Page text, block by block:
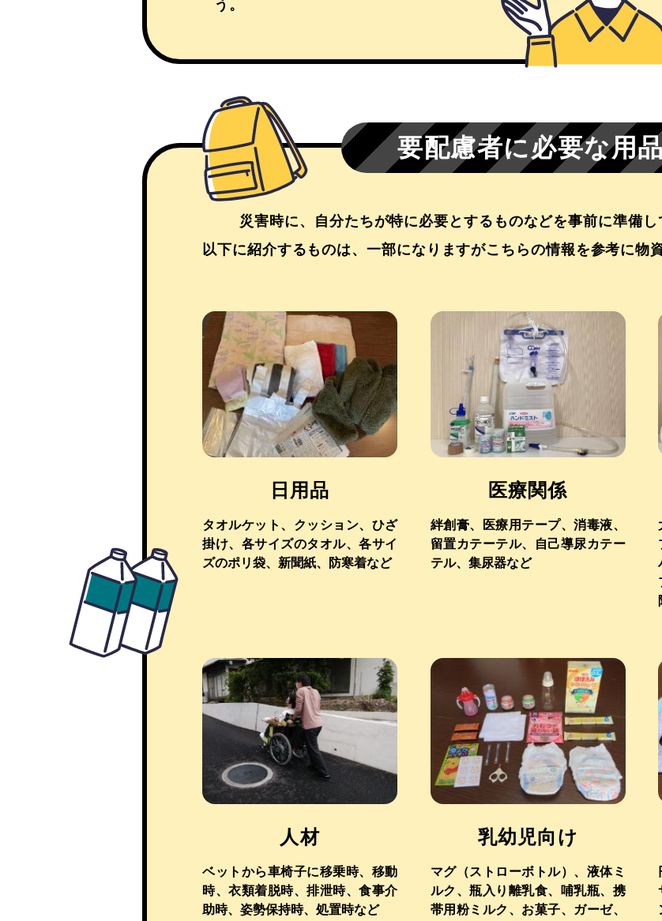
う。
要配慮者に必要な用品
災害時に、自分たちが特に必要とするものなどを事前に準備し
以下に紹介するものは、一部になりますがこちらの情報を参考に物
日用品
タオルケット、クッション、ひざ
掛け、各サイズのタオル、各サイ
ズのポリ袋、新聞紙、防寒着など
医療関係
絆創膏、医療用テープ、消毒液、
留置カテーテル、自己導尿カテー
テル、集尿器など
人材
ベットから車椅子に移乗時、移動
時、衣類着脱時、排泄時、食事介
助時、姿勢保持時、処置時など
乳幼児向け
マグ（ストローボトル）、液体ミ
ルク、瓶入り離乳食、哺乳瓶、携
帯用粉ミルク、お菓子、ガーゼ、